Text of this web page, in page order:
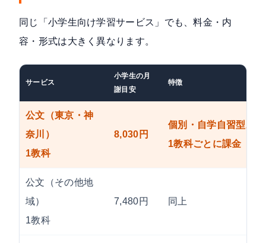
同じ「小学生向け学習サービス」でも、料金・内
容・形式は大きく異なります。
サービス
小学生の月
謝目安
特徴
公文（東京・神
奈川）
1教科
8,030円
個別・自学自習型。
1教科ごとに課金
公文（その他地
域）
1教科
7,480円 同上